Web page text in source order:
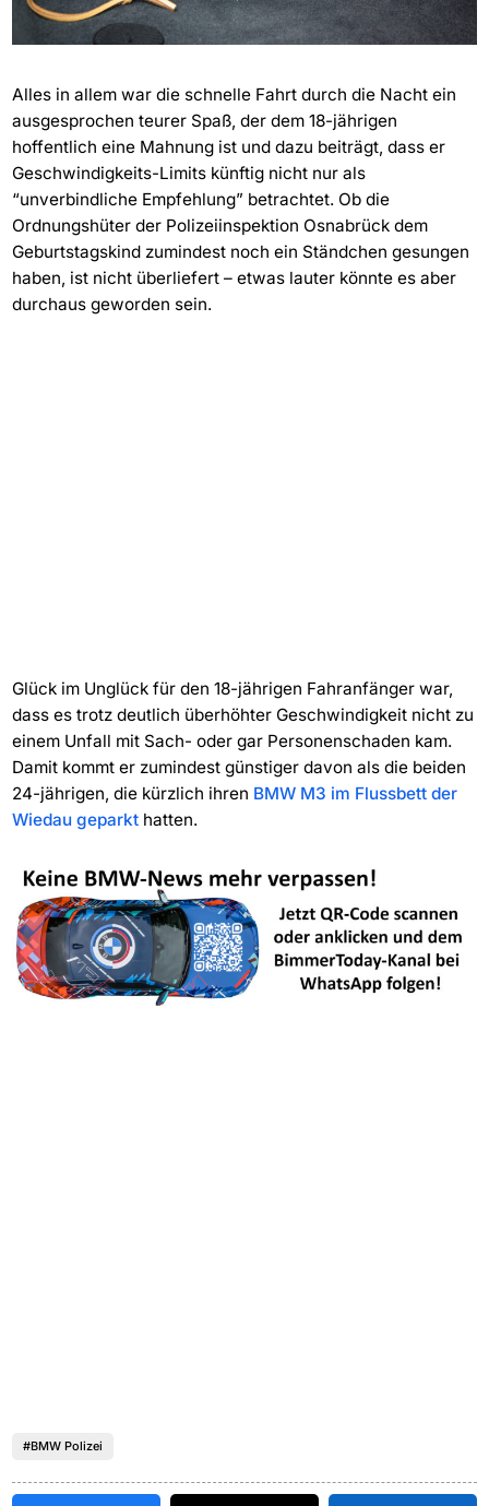
Alles in allem war die schnelle Fahrt durch die Nacht ein
ausgesprochen teurer Spaß, der dem 18-jährigen
hoffentlich eine Mahnung ist und dazu beiträgt, dass er
Geschwindigkeits-Limits künftig nicht nur als
“unverbindliche Empfehlung” betrachtet. Ob die
Ordnungshüter der Polizeiinspektion Osnabrück dem
Geburtstagskind zumindest noch ein Ständchen gesungen
haben, ist nicht überliefert – etwas lauter könnte es aber
durchaus geworden sein.
Glück im Unglück für den 18-jährigen Fahranfänger war,
dass es trotz deutlich überhöhter Geschwindigkeit nicht zu
einem Unfall mit Sach- oder gar Personenschaden kam.
Damit kommt er zumindest günstiger davon als die beiden
24-jährigen, die kürzlich ihren BMW M3 im Flussbett der
Wiedau geparkthatten.
#BMW Polizei